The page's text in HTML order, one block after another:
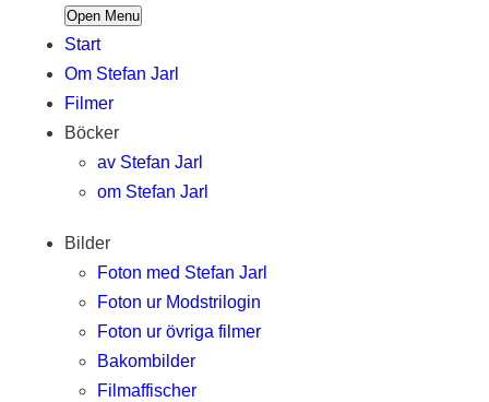
Open Menu
Start
Om Stefan Jarl
Filmer
Böcker
av Stefan Jarl
om Stefan Jarl
Bilder
Foton med Stefan Jarl
Foton ur Modstrilogin
Foton ur övriga filmer
Bakombilder
Filmaffischer